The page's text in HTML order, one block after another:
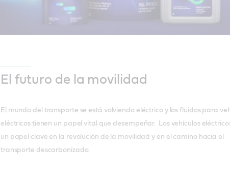
El futuro de la movilidad
El mundo del transporte se está volviendo eléctrico y los fluidos para
eléctricos tienen un papel vital que desempeñar. Los vehículos
un papel clave en la revolución de la movilidad y en el camino hacia el
transporte descarbonizado.